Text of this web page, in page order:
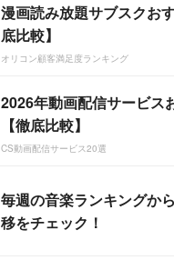
漫画読み放題サブスクお
底比較】
オリコン顧客満足度ランキング
2026年動画配信サービス
【徹底比較】
CS動画配信サービス20選
毎週の音楽ランキングか
移をチェック！